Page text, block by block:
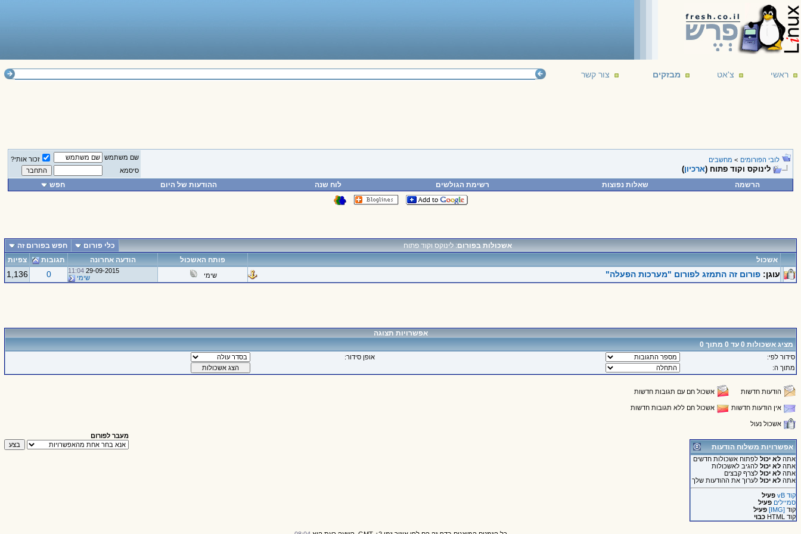
ראשי צ'אט מבזקים צור קשר
לובי הפורומים > מחשבים
לינוקס וקוד פתוח (ארכיון)
שם משתמש
זכור אותי?
סיסמא
הרשמה שאלות נפוצות רשימת הגולשים לוח שנה ההודעות של היום חפש
אשכולות בפורום: לינוקס וקוד פתוח כלי פורום
חפש בפורום זה
אשכול
פותח האשכול הודעה אחרונה תגובות צפיות
עוגן: פורום זה התמזג לפורום "מערכות הפעלה" שימי
29-09-2015
11:04
שימי
0
1,136
אפשרויות תצוגה
מציג אשכולות 0 עד 0 מתוך 0
סידור לפי:
אופן סידור:
מתוך ה:
הודעות חדשות אשכול חם עם תגובות חדשות
אין הודעות חדשות אשכול חם ללא תגובות חדשות
אשכול נעול
אפשרויות משלוח הודעות
אתה לא יכוללפתוח אשכולות חדשים
אתה לא יכוללהגיב לאשכולות
אתה לא יכוללצרף קבצים
אתה לא יכוללערוך את ההודעות שלך
קוד vB
פעיל
סמיילים פעיל
קוד [IMG]
פעיל
קוד HTML
כבוי
מעבר לפורום